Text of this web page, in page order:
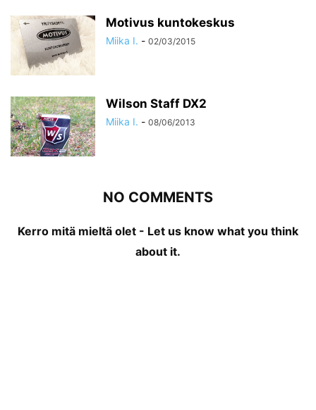
Motivus kuntokeskus
Miika I. - 02/03/2015
Wilson Staff DX2
Miika I. - 08/06/2013
NO COMMENTS
Kerro mitä mieltä olet - Let us know what you think
about it.